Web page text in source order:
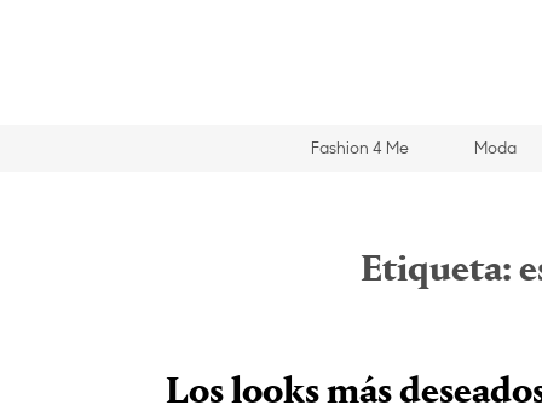
Fashion 4 Me Moda
Etiqueta:
Los looks más